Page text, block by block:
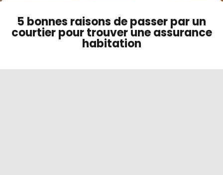
5 bonnes raisons de passer par un
courtier pour trouver une assurance
habitation